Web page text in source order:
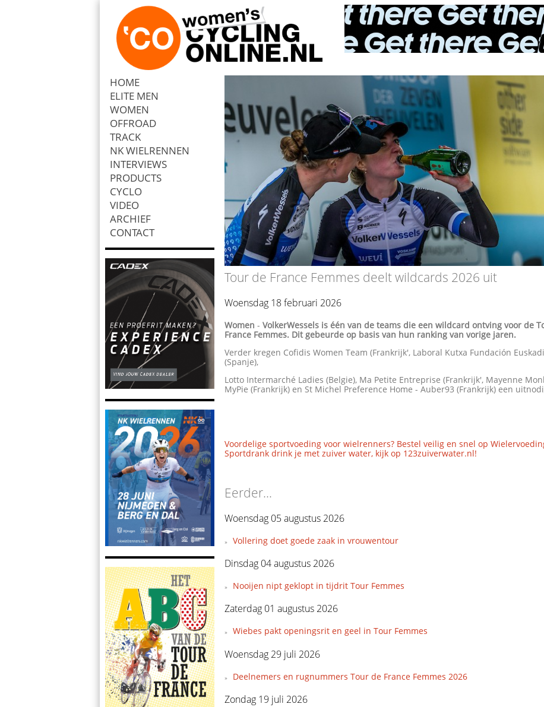
HOME
ELITE MEN
WOMEN
OFFROAD
TRACK
NK WIELRENNEN
INTERVIEWS
PRODUCTS
CYCLO
VIDEO
ARCHIEF
CONTACT
Zoek
Tour de France Femmes deelt wildcards 2026 uit
Woensdag 18 februari 2026
Women -VolkerWessels is één van de teams die een wildcard ontving voor de
France Femmes. Dit gebeurde op basis van hun ranking van vorige jaren.
Verder kregen Cofidis Women Team (Frankrijk', Laboral Kutxa Fundación Euskadi
(Spanje),
Lotto Intermarché Ladies (Belgie), Ma Petite Entreprise (Frankrijk', Mayenne
MyPie (Frankrijk) en St Michel Preference Home - Auber93 (Frankrijk) een
Voordelige sportvoeding voor wielrenners? Bestel veilig en snel op
Sportdrank drink je met zuiver water, kijk op 123zuiverwater.nl!
Eerder...
Woensdag 05 augustus 2026
Vollering doet goede zaak in vrouwentour
Dinsdag 04 augustus 2026
Nooijen nipt geklopt in tijdrit Tour Femmes
Zaterdag 01 augustus 2026
Wiebes pakt openingsrit en geel in Tour Femmes
Woensdag 29 juli 2026
Deelnemers en rugnummers Tour de France Femmes 2026
Zondag 19 juli 2026